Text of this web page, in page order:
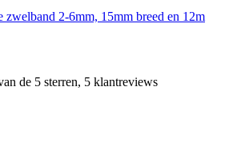
zwelband 2-6mm, 15mm breed en 12m
de 5 sterren, 5 klantreviews